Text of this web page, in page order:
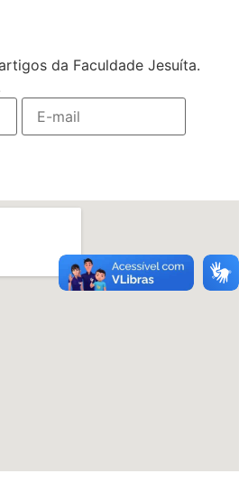
da Faculdade Jesuíta.